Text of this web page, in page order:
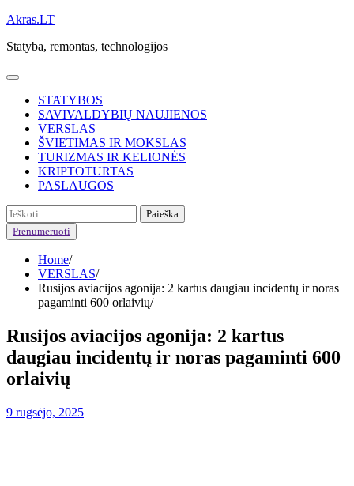
Skip
content
Akras.LT
Statyba, remontas, technologijos
STATYBOS
SAVIVALDYBIŲ NAUJIENOS
VERSLAS
ŠVIETIMAS IR MOKSLAS
TURIZMAS IR KELIONĖS
KRIPTOTURTAS
PASLAUGOS
Ieškoti:
Prenumeruoti
Home
VERSLAS
Rusijos aviacijos agonija: 2 kartus daugiau incidentų ir noras
pagaminti 600 orlaivių
Rusijos aviacijos agonija: 2 kartus
daugiau incidentų ir noras pagaminti 600
orlaivių
9 rugsėjo, 2025